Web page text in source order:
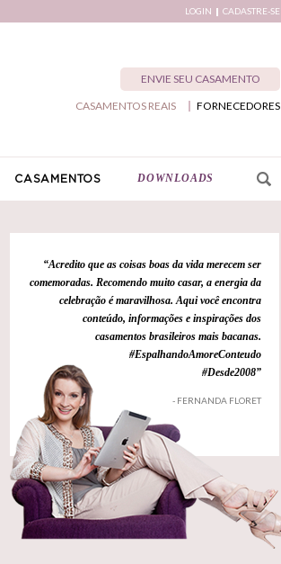
LOGIN CADASTRE-SE
ENVIE SEU CASAMENTO
FORNECEDORES
CASAMENTOS REAIS
CASAMENTOS DOWNLOADS
“Acredito que as coisas boas da vida merecem ser
comemoradas. Recomendo muito casar, a energia da
celebração é maravilhosa. Aqui você encontra
conteúdo, informações e inspirações dos
casamentos brasileiros mais bacanas.
#EspalhandoAmoreConteudo
#Desde2008”
- FERNANDA FLORET